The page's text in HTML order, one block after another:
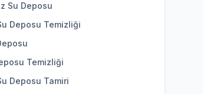
Su Deposu
Deposu Temizliği
Temizliği
Deposu Tamiri